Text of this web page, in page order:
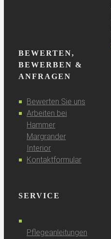
BEWERTEN,
BEWERBEN &
ANFRAGEN
Bewerten Sie uns
Arbeiten bei
Hammer
Margrander
Interior
Kontaktformular
SERVICE
Pflegeanleitungen